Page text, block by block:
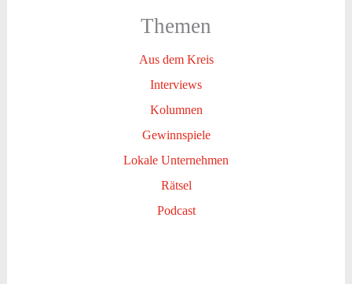
Themen
Aus dem Kreis
Interviews
Kolumnen
Gewinnspiele
Lokale Unternehmen
Rätsel
Podcast